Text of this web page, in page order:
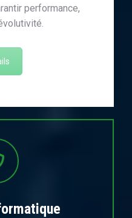
performance,